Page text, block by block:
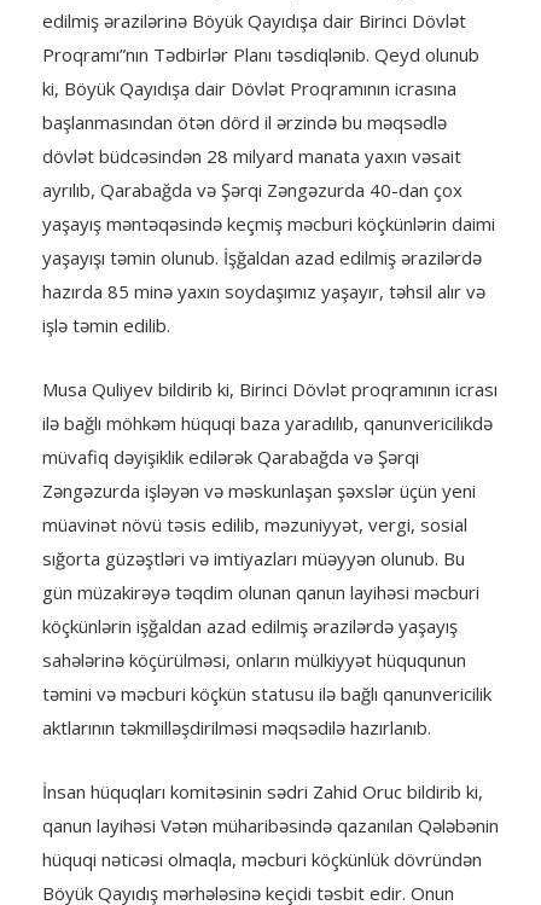
edilmiş ərazilərinə Böyük Qayıdışa dair Birinci Dövlət
Proqramı”nın Tədbirlər Planı təsdiqlənib. Qeyd olunub
ki, Böyük Qayıdışa dair Dövlət Proqramının icrasına
başlanmasından ötən dörd il ərzində bu məqsədlə
dövlət büdcəsindən 28 milyard manata yaxın vəsait
ayrılıb, Qarabağda və Şərqi Zəngəzurda 40-dan çox
yaşayış məntəqəsində keçmiş məcburi köçkünlərin daimi
yaşayışı təmin olunub. İşğaldan azad edilmiş ərazilərdə
hazırda 85 minə yaxın soydaşımız yaşayır, təhsil alır və
işlə təmin edilib.
Musa Quliyev bildirib ki, Birinci Dövlət proqramının icrası
ilə bağlı möhkəm hüquqi baza yaradılıb, qanunvericilikdə
müvafiq dəyişiklik edilərək Qarabağda və Şərqi
Zəngəzurda işləyən və məskunlaşan şəxslər üçün yeni
müavinət növü təsis edilib, məzuniyyət, vergi, sosial
sığorta güzəştləri və imtiyazları müəyyən olunub. Bu
gün müzakirəyə təqdim olunan qanun layihəsi məcburi
köçkünlərin işğaldan azad edilmiş ərazilərdə yaşayış
sahələrinə köçürülməsi, onların mülkiyyət hüququnun
təmini və məcburi köçkün statusu ilə bağlı qanunvericilik
aktlarının təkmilləşdirilməsi məqsədilə hazırlanıb.
İnsan hüquqları komitəsinin sədri Zahid Oruc bildirib ki,
qanun layihəsi Vətən müharibəsində qazanılan Qələbənin
hüquqi nəticəsi olmaqla, məcburi köçkünlük dövründən
Böyük Qayıdış mərhələsinə keçidi təsbit edir. Onun